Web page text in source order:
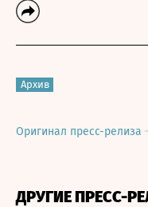
Архив
Оригинал пресс-релиза
ДРУГИЕ ПРЕСС-